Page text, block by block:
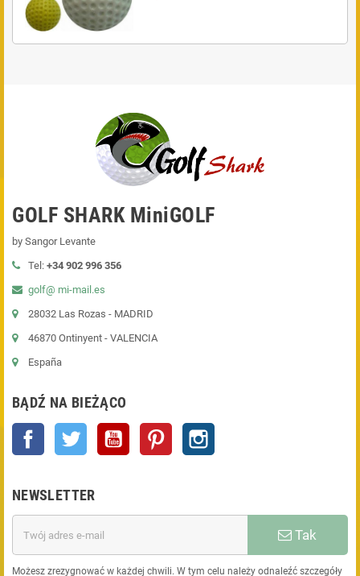
GOLF SHARK MiniGOLF
by Sangor Levante
Tel: +34 902 996 356
golf@ mi-mail.es
28032 Las Rozas - MADRID
46870 Ontinyent - VALENCIA
España
BĄDŹ NA BIEŻĄCO
Facebook Twitter YouTube Pinterest
NEWSLETTER
Tak
Możesz zrezygnować w każdej chwili. W tym celu należy odnaleźć szczegóły